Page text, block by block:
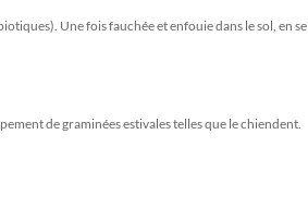
Une fois fauchée et enfouie dans le sol, en se
de graminées estivales telles que le chiendent.